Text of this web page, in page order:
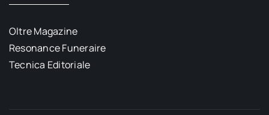
Oltre Magazine
Resonance Funeraire
Tecnica Editoriale